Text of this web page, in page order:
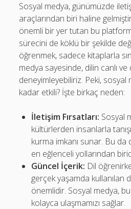
Sosyal medya, günümüzde
araçlarından biri haline
önemli bir yer tutan bu
sürecini de köklü bir şekilde
öğrenmek, sadece kitaplarla
medya sayesinde, dilin canlı ve
deneyimleyebiliriz. Peki, sosyal
kadar etkili? İşte birkaç neden:
İletişim Fırsatları: Sosyal
kültürlerden insanlarla
kurma imkanı sunar. Bu da
en eğlenceli yollarından
Güncel İçerik: Dil
gerçek yaşamda kullanılan
önemlidir. Sosyal medya,
kolayca ulaşmamızı sağlar.